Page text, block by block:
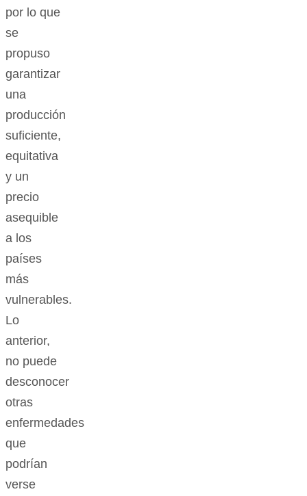
por lo que
se
propuso
garantizar
una
producción
suficiente,
equitativa
y un
precio
asequible
a los
países
más
vulnerables.
Lo
anterior,
no puede
desconocer
otras
enfermedades
que
podrían
verse